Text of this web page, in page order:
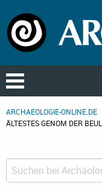
ARCHAEOLOGIE-ONLINE.DE
ÄLTESTES GENOM DER